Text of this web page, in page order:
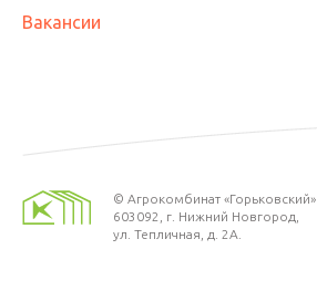
Вакансии
© Агрокомбинат «Горьковский»
603092, г. Нижний Новгород
ул. Тепличная, д. 2А.